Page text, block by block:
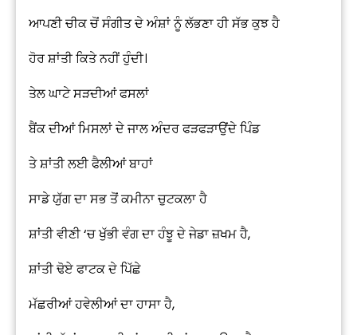
ਆਪਣੀ ਚੀਕ ਚੋਂ ਸੰਗੀਤ ਦੇ ਅੰਸ਼ਾਂ ਨੂੰ ਲੱਭਣਾ ਹੀ ਸੱਭ ਕੁਝ ਹੈ
ਹੋਰ ਸ਼ਾਂਤੀ ਕਿਤੇ ਨਹੀਂ ਹੁੰਦੀ।
ਤੇਲ ਘਾਟੇ ਸੜਦੀਆਂ ਫਸਲਾਂ
ਬੈਂਕ ਦੀਆਂ ਮਿਸਲਾਂ ਦੇ ਜਾਲ ਅੰਦਰ ਫੜਫੜਾਉਂਦੇ ਪਿੰਡ
ਤੇ ਸ਼ਾਂਤੀ ਲਈ ਫੈਲੀਆਂ ਬਾਹਾਂ
ਸਾਡੇ ਯੁੱਗ ਦਾ ਸਭ ਤੋਂ ਕਮੀਨਾ ਚੁਟਕਲਾ ਹੈ
ਸ਼ਾਂਤੀ ਵੀਣੀ ‘ਚ ਖੁੱਭੀ ਵੰਗ ਦਾ ਹੰਝੂ ਦੇ ਜੇਡਾ ਜ਼ਖਮ ਹੈ,
ਸ਼ਾਂਤੀ ਢੋਏ ਫਾਟਕ ਦੇ ਪਿੱਛੇ
ਮੱਛਰੀਆਂ ਹਵੇਲੀਆਂ ਦਾ ਹਾਸਾ ਹੈ,